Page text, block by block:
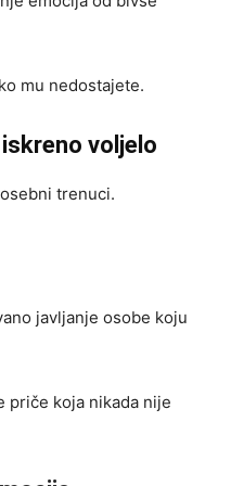
mu nedostajete.
voljelo
trenuci.
javljanje osobe koju
priče koja nikada nije